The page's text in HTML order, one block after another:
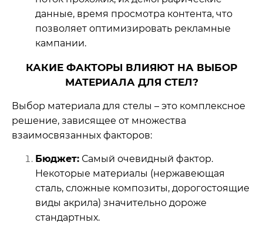
данные, время просмотра контента, что
позволяет оптимизировать рекламные
кампании.
КАКИЕ ФАКТОРЫ ВЛИЯЮТ НА ВЫБОР
МАТЕРИАЛА ДЛЯ СТЕЛ?
Выбор материала для стелы – это комплексное
решение, зависящее от множества
взаимосвязанных факторов:
Бюджет: Самый очевидный фактор.
Некоторые материалы (нержавеющая
сталь, сложные композиты, дорогостоящие
виды акрила) значительно дороже
стандартных.